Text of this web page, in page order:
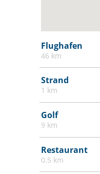
Satelliten
Schlafsofa
Schränke im
Sofa
Terrasse
Weingläser
Flughafen
46 km
Strand
1 km
Golf
9 km
Restaurant
0.5 km